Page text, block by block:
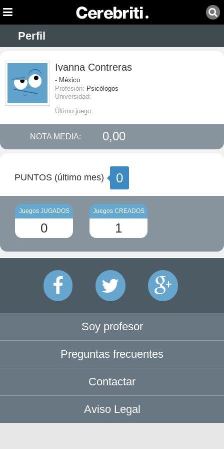
Perfil
Ivanna Contreras
- México
Profesión: Psicólogos
Universidad:
Último juego:
NOTA MEDIA: 0,00
PUNTOS (último mes) 0
Juegos JUGADOS
0
Juegos CREADOS
1
Soy profesor
Preguntas frecuentes
Contactar
Aviso Legal